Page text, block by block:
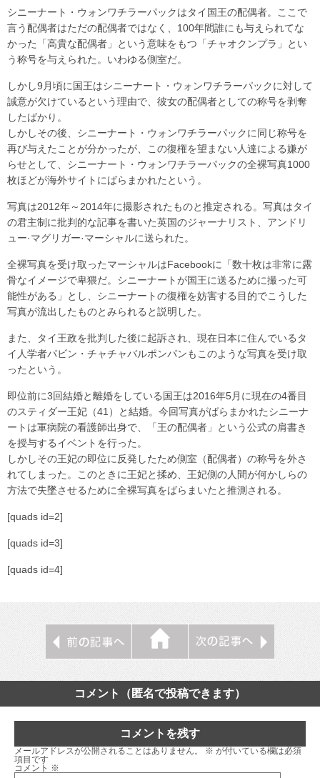
シニーナート・ウォンワチラーパックはタイ国王の配偶者。ここで
言う配偶者はただの配偶者ではなく、100年間誰にも与えられてな
かった「高貴な配偶者」という意味をもつ「チャオクンプラ」とい
う称号を与えられた。いわゆる側室だ。
しかし9月頃に国王はシニーナート・ウォンワチラーパックに対して
誠意が欠けているという理由で、彼女の配偶者としての称号を剥奪
したばかり。
しかしその後、シニーナート・ウォンワチラーパックに同じ称号を
再び与えたことが分かったが、この復権を望まない人達による嫌が
らせとして、シニーナート・ウォンワチラーパックの全裸写真1000
枚ほどが海外サイトにばらまかれたという。
写真は2012年～2014年に撮影されたものと推定される。写真はタイ
の君主制に批判的な記事を書いた英国のジャーナリスト、アンドリ
ュー·マグリガー·マーシャルに送られた。
全裸写真を受け取ったマーシャルはFacebookに「数十枚は非常に露
骨なイメージで卑猥だ。シニーナートが国王に送るために撮った可
能性がある」とし、シニーナートの復権を妨害する目的でこうした
写真が流出したものとみられると説明した。
また、タイ王政を批判した後に起訴され、現在日本に住んでいるタ
イ人学者パビン・チャチャバルポンパンもこのような写真を受け取
ったという。
即位前に3回結婚と離婚をしている国王は2016年5月に現在の4番目
のスティダー王妃（41）と結婚。今回写真がばらまかれたシニーナ
ートは軍病院の看護師出身で、「王の配偶者」という公式の肩書き
を授与するイベントを行った。
しかしその王妃の即位に反発したため側室（配偶者）の称号を外さ
れてしまった。このときに王妃と揉め、王妃側の人間が何かしらの
方法で失墜させるために全裸写真をばらまいたと推測される。
[quads id=2]
[quads id=3]
[quads id=4]
コメント（匿名で投稿できます）
コメントを残す
メールアドレスが公開されることはありません。 ※ が付いている欄は必須
項目です
コメント ※